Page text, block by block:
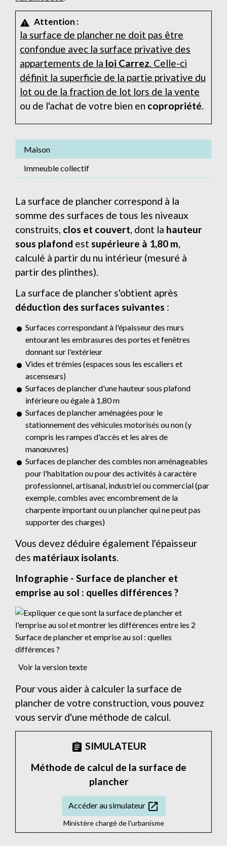
warning Attention :
la surface de plancher ne doit pas être
confondue avec la surface privative des
appartements de la loi Carrez. Celle-ci
définit la superficie de la partie privative du
lot ou de la fraction de lot lors de la vente
ou de l'achat de votre bien en copropriété.
Maison
Immeuble collectif
La surface de plancher correspond à la
somme des surfaces de tous les niveaux
construits, clos et couvert, dont la hauteur
sous plafond est supérieure à 1,80 m,
calculé à partir du nu intérieur (mesuré à
partir des plinthes).
La surface de plancher s'obtient après
déduction des surfaces suivantes :
Surfaces correspondant à l'épaisseur des murs
entourant les embrasures des portes et fenêtres
donnant sur l'extérieur
Vides et trémies (espaces sous les escaliers et
ascenseurs)
Surfaces de plancher d'une hauteur sous plafond
inférieure ou égale à 1,80 m
Surfaces de plancher aménagées pour le
stationnement des véhicules motorisés ou non (y
compris les rampes d'accès et les aires de
manœuvres)
Surfaces de plancher des combles non aménageables
pour l'habitation ou pour des activités à caractère
professionnel, artisanal, industriel ou commercial (par
exemple, combles avec encombrement de la
charpente important ou un plancher qui ne peut pas
supporter des charges)
Vous devez déduire également l'épaisseur
des matériaux isolants.
Infographie - Surface de plancher et
emprise au sol : quelles différences ?
Surface de plancher et emprise au sol : quelles
différences ?
Voir la version texte
Pour vous aider à calculer la surface de
plancher de votre construction, vous pouvez
vous servir d'une méthode de calcul.
assignment SIMULATEUR
Méthode de calcul de la surface de
plancher
Accéder au simulateur open_in_new
Ministère chargé de l'urbanisme